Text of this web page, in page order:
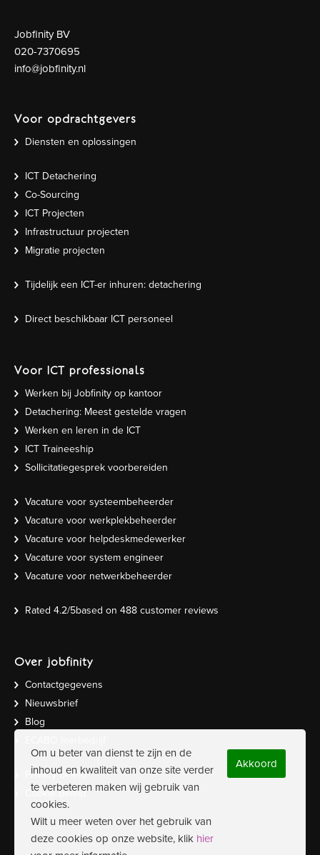
Jobfinity BV
020-7370695
info@jobfinity.nl
Voor opdrachtgevers
Diensten en oplossingen
ICT Detachering
Co-Sourcing
ICT Projecten
Infrastructuur projecten
Migratie projecten
Tijdelijk een ICT-er inhuren: detachering
Direct beschikbaar ICT personeel
Voor ICT professionals
Werken bij Jobfinity op kantoor
Detachering: Meest gestelde vragen
Werken en leren in de ICT
ICT Traineeship
Sollicitatiegesprek voorbereiden
Vacature voor systeembeheerder
Vacature voor werkplekbeheerder
Vacature voor helpdeskmedewerker
Vacature voor system engineer
Vacature voor netwerkbeheerder
Rated 4.2/5based on 488 customer reviews
Over jobfinity
Contactgegevens
Nieuwsbrief
Blog
Privacy beleid
Cookie beleid
Om u beter van dienst te zijn en de
inhoud en kwaliteit van onze site verder
te verbeteren maken wij gebruik van
cookies.
Wilt u meer weten over het gebruik van
deze cookies op onze website, klik hier
Akkoord